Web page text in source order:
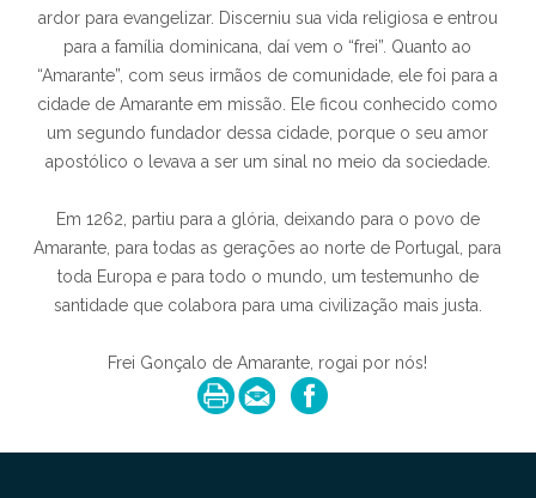
ardor para evangelizar. Discerniu sua vida religiosa e entrou
para a família dominicana, daí vem o “frei”. Quanto ao
“Amarante”, com seus irmãos de comunidade, ele foi para a
cidade de Amarante em missão. Ele ficou conhecido como
um segundo fundador dessa cidade, porque o seu amor
apostólico o levava a ser um sinal no meio da sociedade.
Em 1262, partiu para a glória, deixando para o povo de
Amarante, para todas as gerações ao norte de Portugal, para
toda Europa e para todo o mundo, um testemunho de
santidade que colabora para uma civilização mais justa.
Frei Gonçalo de Amarante, rogai por nós!